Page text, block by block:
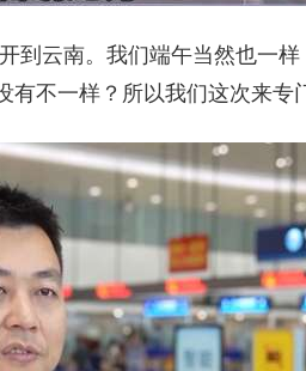
到云南。我们端午当然也一样
不一样？所以我们这次来专